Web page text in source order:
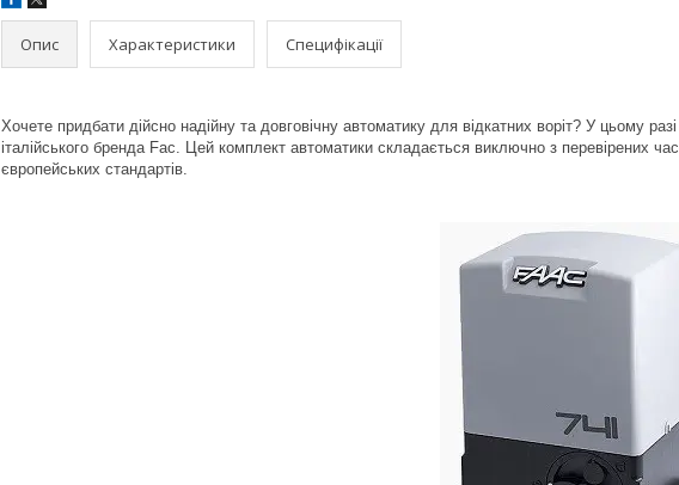
Опис Характеристики Специфікації
Хочете придбати дійсно надійну та довговічну автоматику для відкатних воріт? У цьому
італійського бренда Fac. Цей комплект автоматики складається виключно з перевірених
європейських стандартів.